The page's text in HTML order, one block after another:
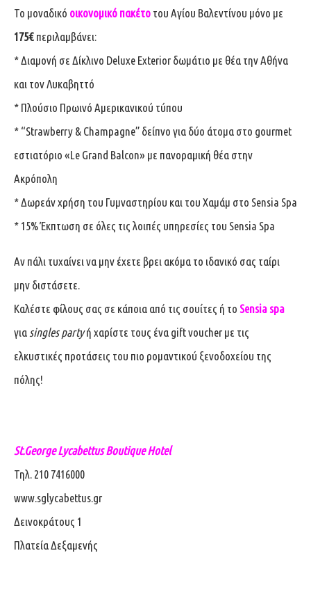
Το μοναδικό οικονομικό πακέτο του Αγίου Βαλεντίνου μόνο με
175€ περιλαμβάνει:
* Διαμονή σε Δίκλινο Deluxe Exterior δωμάτιο με θέα την Αθήνα
και τον Λυκαβηττό
* Πλούσιο Πρωινό Αμερικανικού τύπου
* “Strawberry & Champagne” δείπνο για δύο άτομα στο gourmet
εστιατόριο «Le Grand Balcon» με πανοραμική θέα στην
Ακρόπολη
* Δωρεάν χρήση του Γυμναστηρίου και του Χαμάμ στο Sensia Spa
* 15% Έκπτωση σε όλες τις λοιπές υπηρεσίες του Sensia Spa
Αν πάλι τυχαίνει να μην έχετε βρει ακόμα το ιδανικό σας ταίρι
μην διστάσετε.
Καλέστε φίλους σας σε κάποια από τις σουίτες ή το Sensia spa
για singles partyή χαρίστε τους ένα gift voucher με τις
ελκυστικές προτάσεις του πιο ρομαντικού ξενοδοχείου της
πόλης!
St.George Lycabettus Boutique Hotel
Τηλ. 210 7416000
www.sglycabettus.gr
Δεινοκράτους 1
Πλατεία Δεξαμενής